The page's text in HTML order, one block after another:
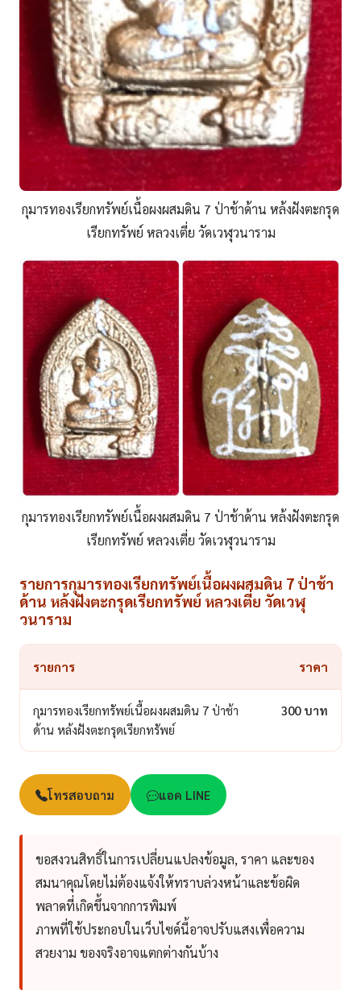
กุมารทองเรียกทรัพย์เนื้อผงผสมดิน 7 ป่าช้าด้าน หล้งฝังตะกรุด
เรียกทรัพย์ หลวงเตี่ย วัดเวฬุวนาราม
กุมารทองเรียกทรัพย์เนื้อผงผสมดิน 7 ป่าช้าด้าน หล้งฝังตะกรุด
เรียกทรัพย์ หลวงเตี่ย วัดเวฬุวนาราม
รายการกุมารทองเรียกทรัพย์เนื้อผงผสมดิน 7 ป่าช้า
ด้าน หล้งฝังตะกรุดเรียกทรัพย์ หลวงเตี่ย วัดเวฬุ
วนาราม
รายการ ราคา
กุมารทองเรียกทรัพย์เนื้อผงผสมดิน 7 ป่าช้า
ด้าน หล้งฝังตะกรุดเรียกทรัพย์
300 บาท
โทรสอบถาม แอด LINE
ขอสงวนสิทธิ์ในการเปลี่ยนแปลงข้อมูล, ราคา และของ
สมนาคุณโดยไม่ต้องแจ้งให้ทราบล่วงหน้าและข้อผิด
พลาดที่เกิดขึ้นจากการพิมพ์
ภาพที่ใช้ประกอบในเว็บไซด์นี้อาจปรับแสงเพื่อความ
สวยงาม ของจริงอาจแตกต่างกันบ้าง